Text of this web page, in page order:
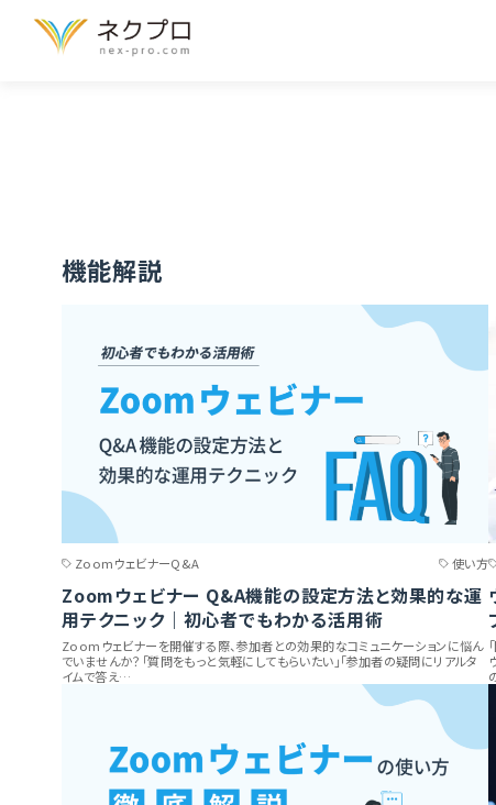
Home ブログ
機能解説
ZoomウェビナーQ&A 使い方
Zoomウェビナー Q&A機能の設定方法と効果的な運
用テクニック｜初心者でもわかる活用術
Zoomウェビナーを開催する際、参加者との効果的なコミュニケーションに悩ん
でいませんか？「質問をもっと気軽にしてもらいたい」「参加者の疑問にリアルタ
イムで答え…